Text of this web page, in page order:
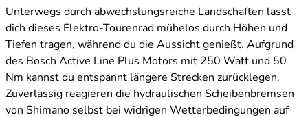
Unterwegs durch abwechslungsreiche Landschaften lässt
dich dieses Elektro-Tourenrad mühelos durch Höhen und
Tiefen tragen, während du die Aussicht genießt. Aufgrund
des Bosch Active Line Plus Motors mit 250 Watt und 50
Nm kannst du entspannt längere Strecken zurücklegen.
Zuverlässig reagieren die hydraulischen Scheibenbremsen
von Shimano selbst bei widrigen Wetterbedingungen auf